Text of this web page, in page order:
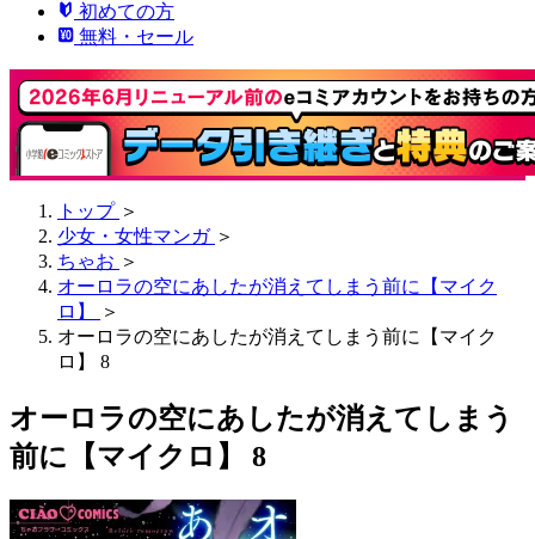
初めての方
無料・セール
トップ ＞
少女・女性マンガ ＞
ちゃお ＞
オーロラの空にあしたが消えてしまう前に【マイク
ロ】
＞
オーロラの空にあしたが消えてしまう前に【マイク
ロ】 8
オーロラの空にあしたが消えてしまう
前に【マイクロ】 8